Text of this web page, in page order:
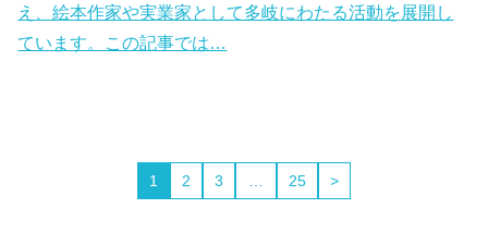
え、絵本作家や実業家として多岐にわたる活動を展開し
ています。この記事では…
1 2 3 25 >